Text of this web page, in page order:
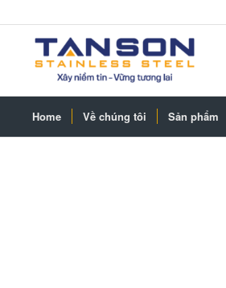
Home Về chúng tôi Sản phẩm